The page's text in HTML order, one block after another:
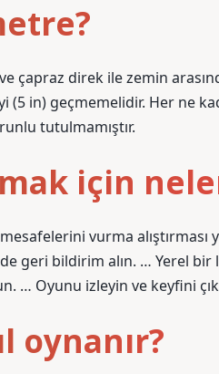
çapraz direk ile zemin
(5 in) geçmemelidir. Her ne
tutulmamıştır.
için
vurma
geri bildirim alın. … Yerel bir
… Oyunu izleyin ve keyfini
oynanır?